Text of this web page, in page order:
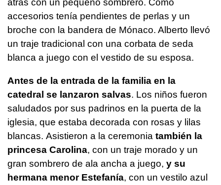
atrás con un pequeño sombrero. Como
accesorios tenía pendientes de perlas y un
broche con la bandera de Mónaco. Alberto llevó
un traje tradicional con una corbata de seda
blanca a juego con el vestido de su esposa.
Antes de la entrada de la familia en la
catedral se lanzaron salvas. Los niños fueron
saludados por sus padrinos en la puerta de la
iglesia, que estaba decorada con rosas y lilas
blancas. Asistieron a la ceremonia también la
princesa Carolina, con un traje morado y un
gran sombrero de ala ancha a juego, y su
hermana menor Estefanía, con un vestilo azul